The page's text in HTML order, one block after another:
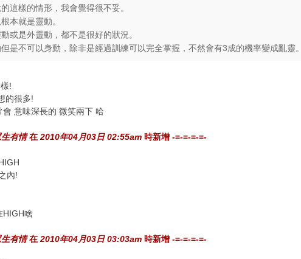
這樣的情形，我會覺得很不妥。
本就是靈動。
或是外靈動，都不是很好的狀況。
是不可以身動，除非是經過訓練可以完全掌握，不然會有3成的機率變成亂靈
樣!
的很多!
意味深長的 微笑兩下 哈
生有情在 2010年04月03日 02:55am 時新增 -=-=-=-=-
內!
HIGH啥
生有情在 2010年04月03日 03:03am 時新增 -=-=-=-=-